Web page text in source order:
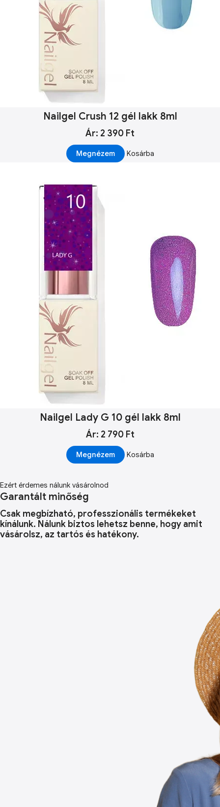
Nailgel Crush 12 gél lakk 8ml
Ár: 2 390 Ft
Megnézem Kosárba
Nailgel Lady G 10 gél lakk 8ml
Ár: 2 790 Ft
Megnézem Kosárba
Ezért érdemes nálunk vásárolnod
Garantált minőség
Csak megbízható, professzionális termékeket
kínálunk. Nálunk biztos lehetsz benne, hogy amit
vásárolsz, az tartós és hatékony.